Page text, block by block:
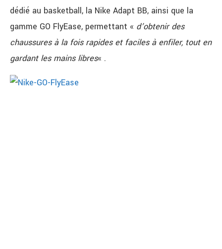
dédié au basketball, la Nike Adapt BB, ainsi que la
gamme GO FlyEase, permettant « d’obtenir des
chaussures à la fois rapides et faciles à enfiler, tout en
gardant les mains libres« .